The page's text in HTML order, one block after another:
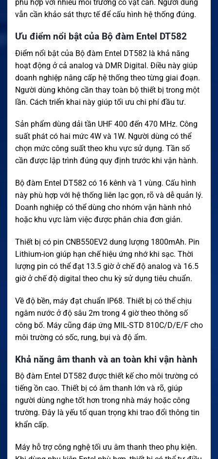
phù hợp với nhiều môi trường có vật cản. Người dùng
vẫn cần khảo sát thực tế để cấu hình hệ thống đúng.
Ưu điểm nổi bật của Bộ đàm Entel DT582
Điểm nổi bật của Bộ đàm Entel DT582 là khả năng
hoạt động ở cả analog và DMR Digital. Điều này giúp
doanh nghiệp nâng cấp hệ thống theo từng giai đoạn.
Người dùng không cần thay toàn bộ thiết bị trong một
lần. Cách triển khai này giúp tối ưu chi phí đầu tư.
Sản phẩm dùng dải tần UHF 400 đến 470 MHz. Công
suất phát có hai mức 4W và 1W. Người dùng có thể
chọn mức công suất theo khu vực sử dụng. Tần số
cần được lập trình đúng quy định trước khi vận hành.
Bộ đàm Entel DT582 có 16 kênh và 1 vùng. Cấu hình
này phù hợp với hệ thống liên lạc gọn, rõ và dễ quản lý.
Doanh nghiệp có thể dùng cho nhóm vận hành nhỏ
hoặc khu vực làm việc được phân chia đơn giản.
Thiết bị có pin CNB550EV2 dung lượng 1800mAh. Pin
Lithium-ion giúp hạn chế hiệu ứng nhớ khi sạc. Thời
lượng pin có thể đạt 13.5 giờ ở chế độ analog và 16.5
giờ ở chế độ digital theo chu kỳ sử dụng tiêu chuẩn.
Về độ bền, máy đạt chuẩn IP68. Thiết bị có thể chịu
ngâm nước ở độ sâu 2m trong 4 giờ theo thông số
công bố. Máy cũng đáp ứng MIL-STD 810C/D/E/F cho
môi trường có sốc, rung, bụi và độ ẩm.
Khả năng âm thanh và an toàn khi vận hành
Bộ đàm Entel DT582 được thiết kế cho môi trường có
tiếng ồn cao. Thiết bị có âm thanh lớn và rõ, giúp
người dùng nghe tốt hơn trong nhà máy hoặc công
trường. Đây là yếu tố quan trọng khi trao đổi thông tin
khẩn cấp.
Máy hỗ trợ công nghệ tối ưu âm thanh theo phụ kiện.